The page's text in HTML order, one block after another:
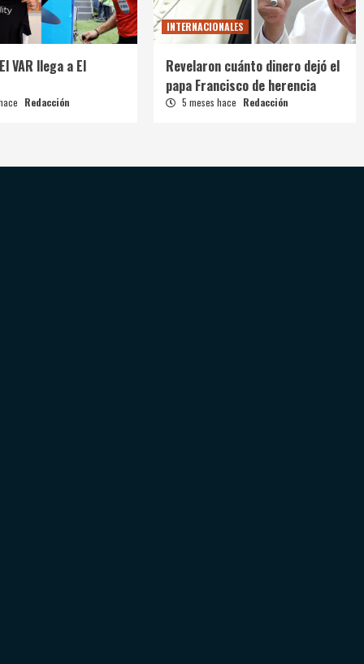
VAR llega a El
Redacción
INTERNACIONALES
Revelaron cuánto dinero dejó el
papa Francisco de herencia
5 meses hace Redacción